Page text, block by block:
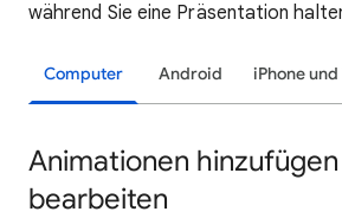
während Sie eine Präsentation
Computer Android iPhone und
Animationen
bearbeiten